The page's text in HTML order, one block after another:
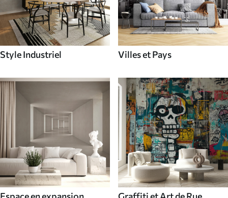
Style Industriel Villes et Pays